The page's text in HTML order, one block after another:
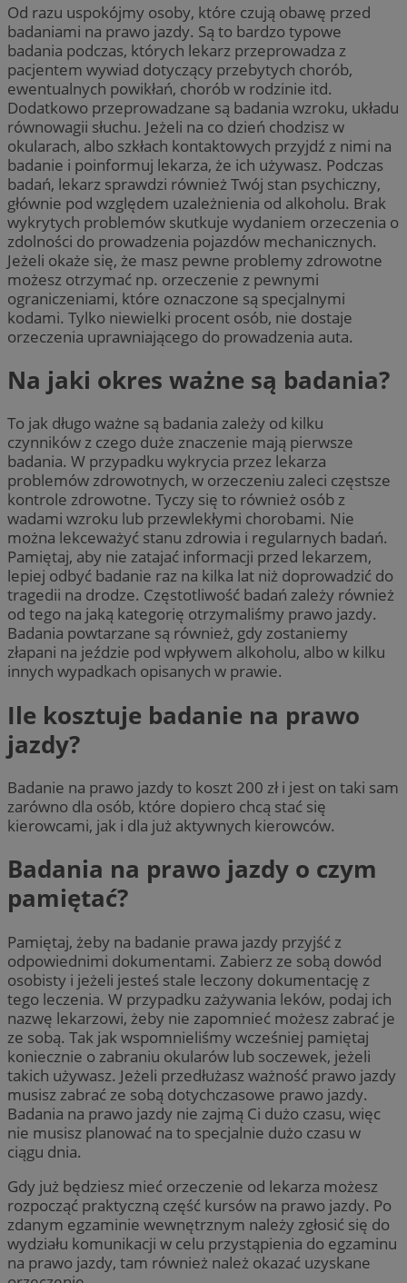
Od razu uspokójmy osoby, które czują obawę przed
badaniami na prawo jazdy. Są to bardzo typowe
badania podczas, których lekarz przeprowadza z
pacjentem wywiad dotyczący przebytych chorób,
ewentualnych powikłań, chorób w rodzinie itd.
Dodatkowo przeprowadzane są badania wzroku, układu
równowagii słuchu. Jeżeli na co dzień chodzisz w
okularach, albo szkłach kontaktowych przyjdź z nimi na
badanie i poinformuj lekarza, że ich używasz. Podczas
badań, lekarz sprawdzi również Twój stan psychiczny,
głównie pod względem uzależnienia od alkoholu. Brak
wykrytych problemów skutkuje wydaniem orzeczenia o
zdolności do prowadzenia pojazdów mechanicznych.
Jeżeli okaże się, że masz pewne problemy zdrowotne
możesz otrzymać np. orzeczenie z pewnymi
ograniczeniami, które oznaczone są specjalnymi
kodami. Tylko niewielki procent osób, nie dostaje
orzeczenia uprawniającego do prowadzenia auta.
Na jaki okres ważne są badania?
To jak długo ważne są badania zależy od kilku
czynników z czego duże znaczenie mają pierwsze
badania. W przypadku wykrycia przez lekarza
problemów zdrowotnych, w orzeczeniu zaleci częstsze
kontrole zdrowotne. Tyczy się to również osób z
wadami wzroku lub przewlekłymi chorobami. Nie
można lekceważyć stanu zdrowia i regularnych badań.
Pamiętaj, aby nie zatajać informacji przed lekarzem,
lepiej odbyć badanie raz na kilka lat niż doprowadzić do
tragedii na drodze. Częstotliwość badań zależy również
od tego na jaką kategorię otrzymaliśmy prawo jazdy.
Badania powtarzane są również, gdy zostaniemy
złapani na jeździe pod wpływem alkoholu, albo w kilku
innych wypadkach opisanych w prawie.
Ile kosztuje badanie na prawo
jazdy?
Badanie na prawo jazdy to koszt 200 zł i jest on taki sam
zarówno dla osób, które dopiero chcą stać się
kierowcami, jak i dla już aktywnych kierowców.
Badania na prawo jazdy o czym
pamiętać?
Pamiętaj, żeby na badanie prawa jazdy przyjść z
odpowiednimi dokumentami. Zabierz ze sobą dowód
osobisty i jeżeli jesteś stale leczony dokumentację z
tego leczenia. W przypadku zażywania leków, podaj ich
nazwę lekarzowi, żeby nie zapomnieć możesz zabrać je
ze sobą. Tak jak wspomnieliśmy wcześniej pamiętaj
koniecznie o zabraniu okularów lub soczewek, jeżeli
takich używasz. Jeżeli przedłużasz ważność prawo jazdy
musisz zabrać ze sobą dotychczasowe prawo jazdy.
Badania na prawo jazdy nie zajmą Ci dużo czasu, więc
nie musisz planować na to specjalnie dużo czasu w
ciągu dnia.
Gdy już będziesz mieć orzeczenie od lekarza możesz
rozpocząć praktyczną część kursów na prawo jazdy. Po
zdanym egzaminie wewnętrznym należy zgłosić się do
wydziału komunikacji w celu przystąpienia do egzaminu
na prawo jazdy, tam również należ okazać uzyskane